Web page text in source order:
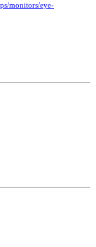
monitors/eye-